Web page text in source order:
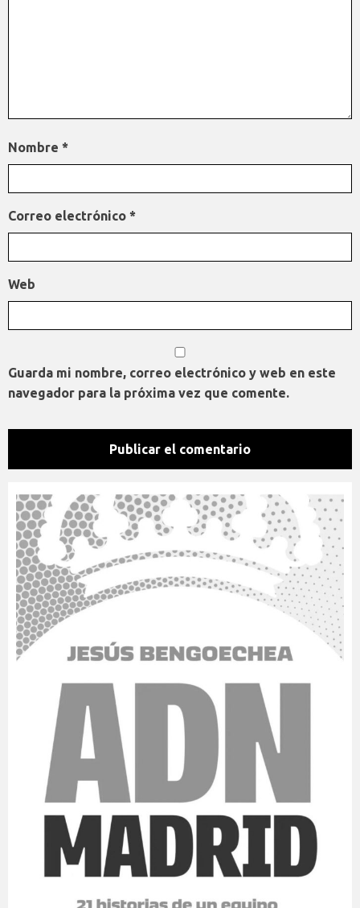
Nombre *
Correo electrónico *
Web
Guarda mi nombre, correo electrónico y web en este
navegador para la próxima vez que comente.